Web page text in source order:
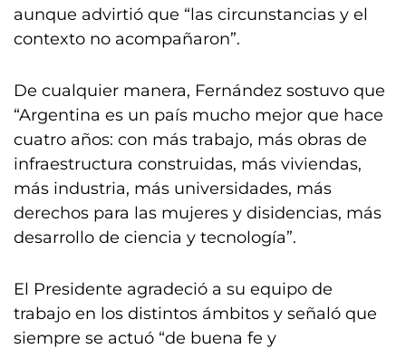
aunque advirtió que “las circunstancias y el
contexto no acompañaron”.
De cualquier manera, Fernández sostuvo que
“Argentina es un país mucho mejor que hace
cuatro años: con más trabajo, más obras de
infraestructura construidas, más viviendas,
más industria, más universidades, más
derechos para las mujeres y disidencias, más
desarrollo de ciencia y tecnología”.
El Presidente agradeció a su equipo de
trabajo en los distintos ámbitos y señaló que
siempre se actuó “de buena fe y